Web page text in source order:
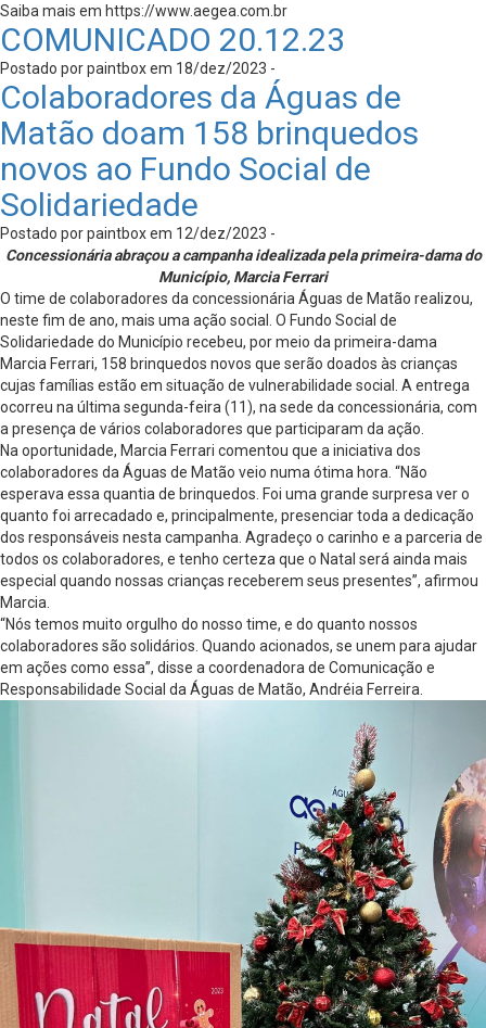
Saiba mais em https://www.aegea.com.br
COMUNICADO 20.12.23
Postado por paintbox em 18/dez/2023 -
Colaboradores da Águas de
Matão doam 158 brinquedos
novos ao Fundo Social de
Solidariedade
Postado por paintbox em 12/dez/2023 -
Concessionária abraçou a campanha idealizada pela primeira-dama do
Município, Marcia Ferrari
O time de colaboradores da concessionária Águas de Matão realizou,
neste fim de ano, mais uma ação social. O Fundo Social de
Solidariedade do Município recebeu, por meio da primeira-dama
Marcia Ferrari, 158 brinquedos novos que serão doados às crianças
cujas famílias estão em situação de vulnerabilidade social. A entrega
ocorreu na última segunda-feira (11), na sede da concessionária, com
a presença de vários colaboradores que participaram da ação.
Na oportunidade, Marcia Ferrari comentou que a iniciativa dos
colaboradores da Águas de Matão veio numa ótima hora. “Não
esperava essa quantia de brinquedos. Foi uma grande surpresa ver o
quanto foi arrecadado e, principalmente, presenciar toda a dedicação
dos responsáveis nesta campanha. Agradeço o carinho e a parceria de
todos os colaboradores, e tenho certeza que o Natal será ainda mais
especial quando nossas crianças receberem seus presentes”, afirmou
Marcia.
“Nós temos muito orgulho do nosso time, e do quanto nossos
colaboradores são solidários. Quando acionados, se unem para ajudar
em ações como essa”, disse a coordenadora de Comunicação e
Responsabilidade Social da Águas de Matão, Andréia Ferreira.